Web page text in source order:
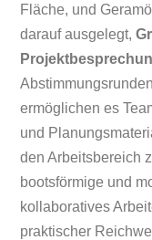
Fläche, und
darauf ausgelegt,
ermöglichen es
und
den Arbeitsbereich
bootsförmige und
kollaboratives
praktischer